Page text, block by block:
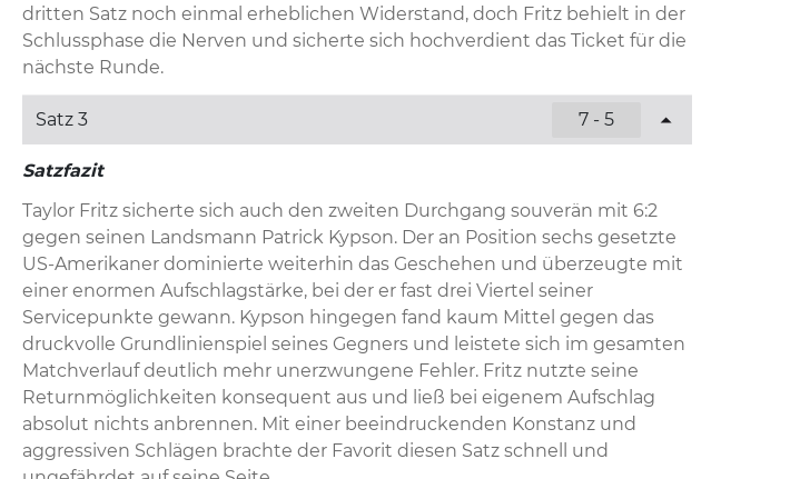
dritten Satz noch einmal erheblichen Widerstand, doch Fritz behielt in der
Schlussphase die Nerven und sicherte sich hochverdient das Ticket für die
nächste Runde.
Satz 3 7 - 5
Satzfazit
Taylor Fritz sicherte sich auch den zweiten Durchgang souverän mit 6:2
gegen seinen Landsmann Patrick Kypson. Der an Position sechs gesetzte
US-Amerikaner dominierte weiterhin das Geschehen und überzeugte mit
einer enormen Aufschlagstärke, bei der er fast drei Viertel seiner
Servicepunkte gewann. Kypson hingegen fand kaum Mittel gegen das
druckvolle Grundlinienspiel seines Gegners und leistete sich im gesamten
Matchverlauf deutlich mehr unerzwungene Fehler. Fritz nutzte seine
Returnmöglichkeiten konsequent aus und ließ bei eigenem Aufschlag
absolut nichts anbrennen. Mit einer beeindruckenden Konstanz und
aggressiven Schlägen brachte der Favorit diesen Satz schnell und